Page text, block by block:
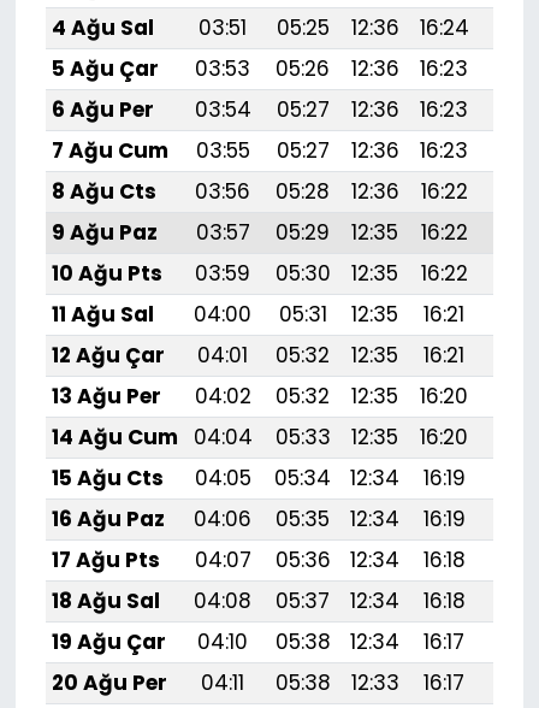
4 Ağu Sal
03:51 05:25 12:36 16:24
5 Ağu Çar
03:53 05:26 12:36 16:23
6 Ağu Per
03:54 05:27 12:36 16:23
7 Ağu Cum
03:55 05:27 12:36 16:23
8 Ağu Cts
03:56 05:28 12:36 16:22
9 Ağu Paz
03:57 05:29 12:35 16:22
10 Ağu Pts
03:59 05:30 12:35 16:22
11 Ağu Sal
04:00 05:31 12:35 16:21
12 Ağu Çar
04:01 05:32 12:35 16:21
13 Ağu Per
04:02 05:32 12:35 16:20
14 Ağu Cum
04:04 05:33 12:35 16:20
15 Ağu Cts
04:05 05:34 12:34 16:19
16 Ağu Paz
04:06 05:35 12:34 16:19
17 Ağu Pts
04:07 05:36 12:34 16:18
18 Ağu Sal
04:08 05:37 12:34 16:18
19 Ağu Çar
04:10 05:38 12:34 16:17
20 Ağu Per
04:11 05:38 12:33 16:17